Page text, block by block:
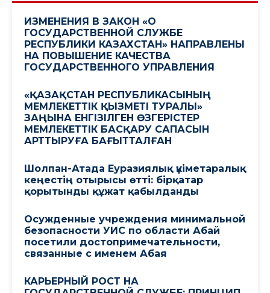
ИЗМЕНЕНИЯ В ЗАКОН «О
ГОСУДАРСТВЕННОЙ СЛУЖБЕ
РЕСПУБЛИКИ КАЗАХСТАН» НАПРАВЛЕНЫ
НА ПОВЫШЕНИЕ КАЧЕСТВА
ГОСУДАРСТВЕННОГО УПРАВЛЕНИЯ
«ҚАЗАҚСТАН РЕСПУБЛИКАСЫНЫҢ
МЕМЛЕКЕТТІК ҚЫЗМЕТІ ТУРАЛЫ»
ЗАҢЫНА ЕНГІЗІЛГЕН ӨЗГЕРІСТЕР
МЕМЛЕКЕТТІК БАСҚАРУ САПАСЫН
АРТТЫРУҒА БАҒЫТТАЛҒАН
Шолпан-Атада Еуразиялық үкіметаралық
кеңестің отырысы өтті: бірқатар
қорытынды құжат қабылданды
Осужденные учреждения минимальной
безопасности УИС по области Абай
посетили достопримечательности,
связанные с именем Абая
КАРЬЕРНЫЙ РОСТ НА